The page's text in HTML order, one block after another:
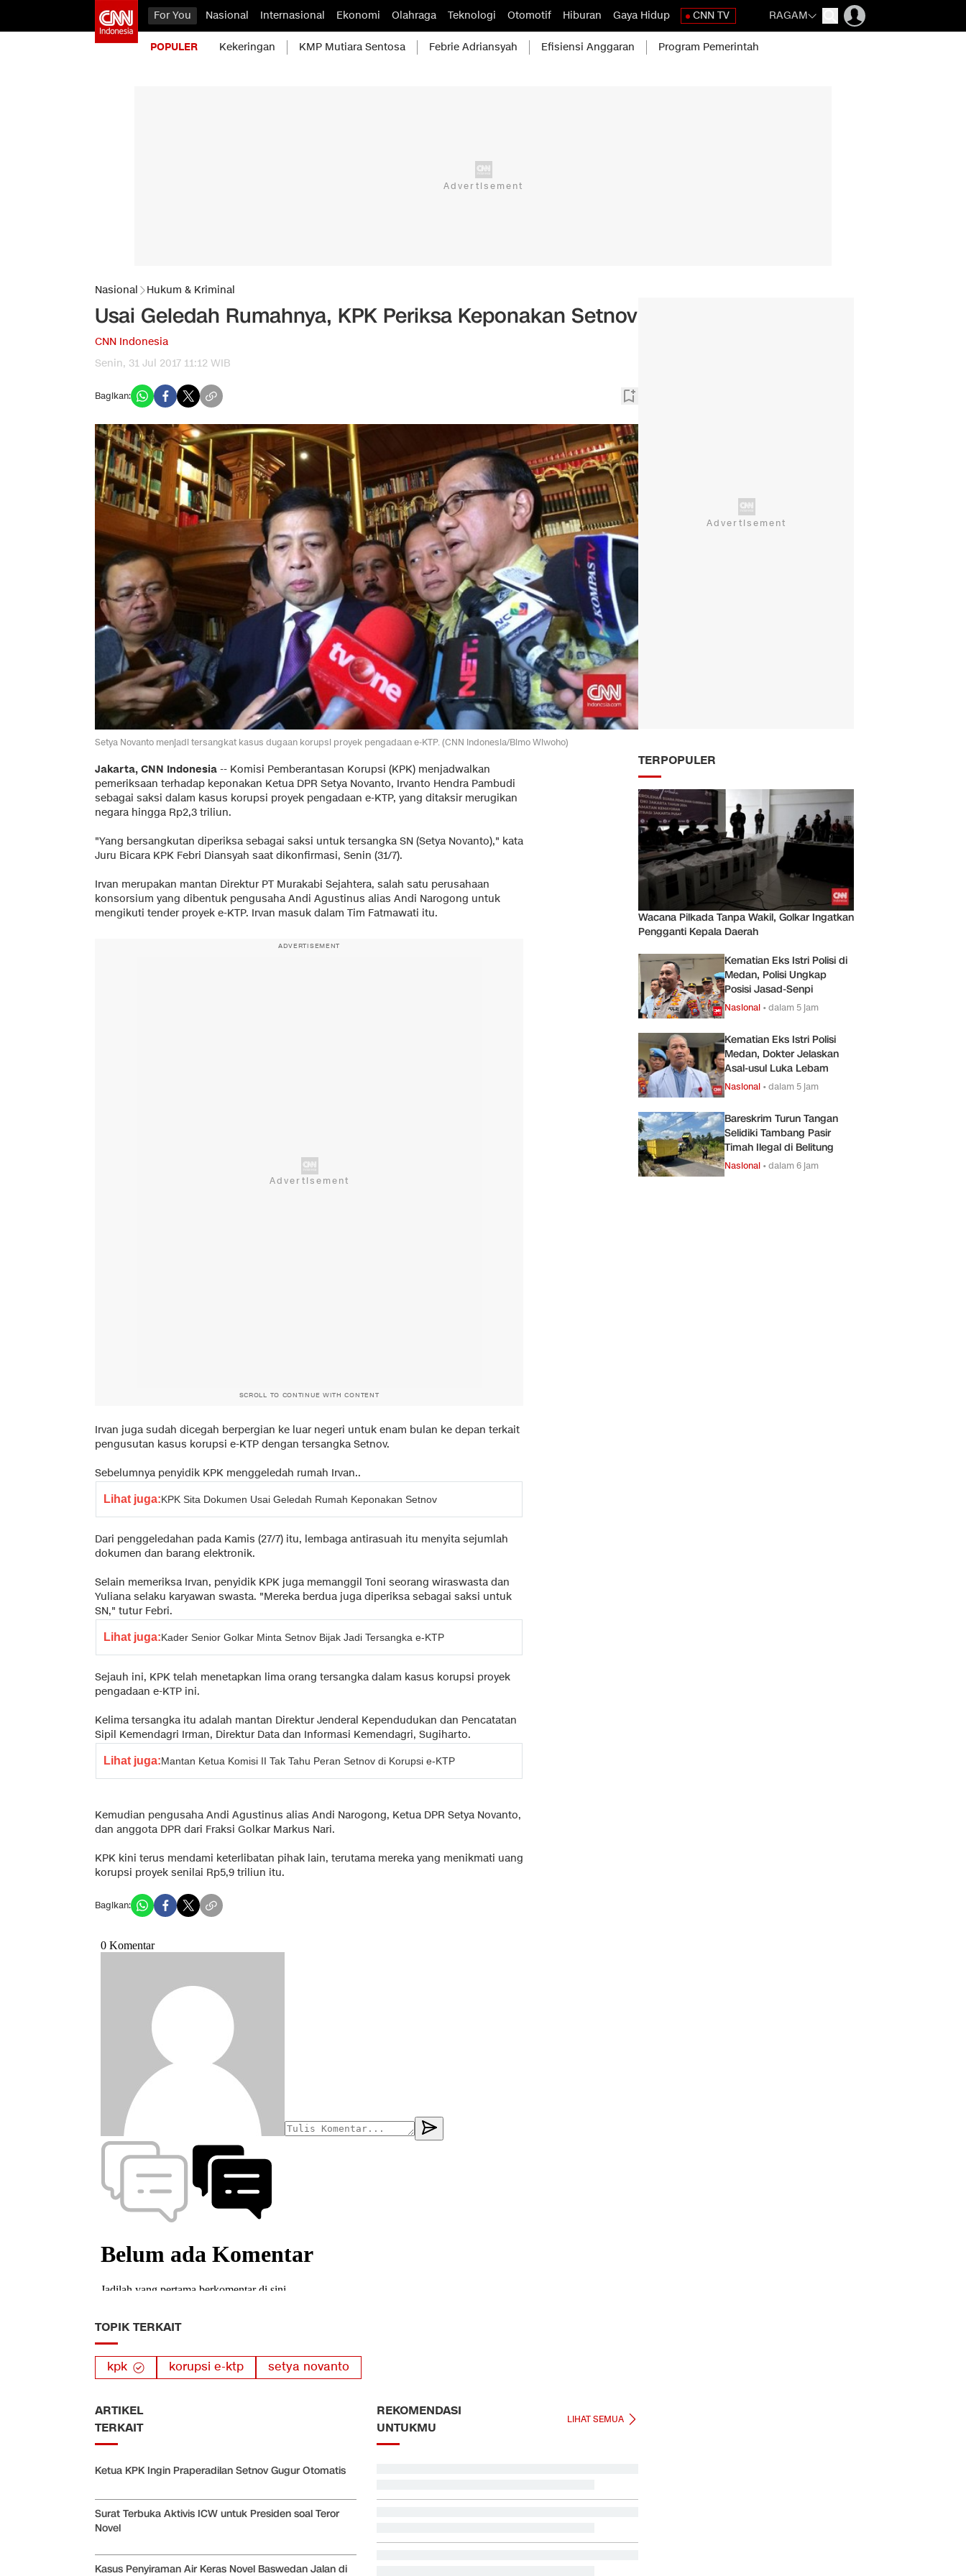
For You Nasional Internasional Ekonomi Olahraga Teknologi Otomotif Hiburan Gaya Hidup CNN TV RAGAM
POPULER Kekeringan KMP Mutiara Sentosa Febrie Adriansyah Efisiensi Anggaran Program Pemerintah
Nasional Hukum & Kriminal
Usai Geledah Rumahnya, KPK Periksa Keponakan Setnov
CNN Indonesia
Senin, 31 Jul 2017 11:12 WIB
Bagikan:
Setya Novanto menjadi tersangkat kasus dugaan korupsi proyek pengadaan e-KTP. (CNN Indonesia/Bimo Wiwoho)
Jakarta, CNN Indonesia -- Komisi Pemberantasan Korupsi (KPK) menjadwalkan
pemeriksaan terhadap keponakan Ketua DPR Setya Novanto, Irvanto Hendra Pambudi
sebagai saksi dalam kasus korupsi proyek pengadaan e-KTP, yang ditaksir merugikan
negara hingga Rp2,3 triliun.
"Yang bersangkutan diperiksa sebagai saksi untuk tersangka SN (Setya Novanto)," kata
Juru Bicara KPK Febri Diansyah saat dikonfirmasi, Senin (31/7).
Irvan merupakan mantan Direktur PT Murakabi Sejahtera, salah satu perusahaan
konsorsium yang dibentuk pengusaha Andi Agustinus alias Andi Narogong untuk
mengikuti tender proyek e-KTP. Irvan masuk dalam Tim Fatmawati itu.
ADVERTISEMENT
SCROLL TO CONTINUE WITH CONTENT
Irvan juga sudah dicegah berpergian ke luar negeri untuk enam bulan ke depan terkait
pengusutan kasus korupsi e-KTP dengan tersangka Setnov.
Sebelumnya penyidik KPK menggeledah rumah Irvan..
Lihat juga:KPK Sita Dokumen Usai Geledah Rumah Keponakan Setnov
Dari penggeledahan pada Kamis (27/7) itu, lembaga antirasuah itu menyita sejumlah
dokumen dan barang elektronik.
Selain memeriksa Irvan, penyidik KPK juga memanggil Toni seorang wiraswasta dan
Yuliana selaku karyawan swasta. "Mereka berdua juga diperiksa sebagai saksi untuk
SN," tutur Febri.
Lihat juga:Kader Senior Golkar Minta Setnov Bijak Jadi Tersangka e-KTP
Sejauh ini, KPK telah menetapkan lima orang tersangka dalam kasus korupsi proyek
pengadaan e-KTP ini.
Kelima tersangka itu adalah mantan Direktur Jenderal Kependudukan dan Pencatatan
Sipil Kemendagri Irman, Direktur Data dan Informasi Kemendagri, Sugiharto.
Lihat juga:Mantan Ketua Komisi II Tak Tahu Peran Setnov di Korupsi e-KTP
Kemudian pengusaha Andi Agustinus alias Andi Narogong, Ketua DPR Setya Novanto,
dan anggota DPR dari Fraksi Golkar Markus Nari.
KPK kini terus mendami keterlibatan pihak lain, terutama mereka yang menikmati uang
korupsi proyek senilai Rp5,9 triliun itu.
Bagikan:
TOPIK TERKAIT
kpk korupsi e-ktp setya novanto
ARTIKEL
TERKAIT
Ketua KPK Ingin Praperadilan Setnov Gugur Otomatis
Surat Terbuka Aktivis ICW untuk Presiden soal Teror
Novel
Kasus Penyiraman Air Keras Novel Baswedan Jalan di
REKOMENDASI
UNTUKMU
LIHAT SEMUA
TERPOPULER
Wacana Pilkada Tanpa Wakil, Golkar Ingatkan
Pengganti Kepala Daerah
Kematian Eks Istri Polisi di
Medan, Polisi Ungkap
Posisi Jasad-Senpi
Nasional •dalam 5 jam
Kematian Eks Istri Polisi
Medan, Dokter Jelaskan
Asal-usul Luka Lebam
Nasional •dalam 5 jam
Bareskrim Turun Tangan
Selidiki Tambang Pasir
Timah Ilegal di Belitung
Nasional •dalam 6 jam